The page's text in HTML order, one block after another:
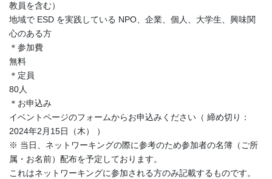
教員を含む）
地域で ESD を実践している NPO、企業、個人、大学生、興味関
心のある方
＊参加費
無料
＊定員
80人
＊お申込み
イベントページのフォームからお申込みください（ 締め切り：
2024年2月15日（木） ）
※ 当日、ネットワーキングの際に参考のため参加者の名簿（ご所
属・お名前）配布を予定しております。
これはネットワーキングに参加される方のみ記載するものです。